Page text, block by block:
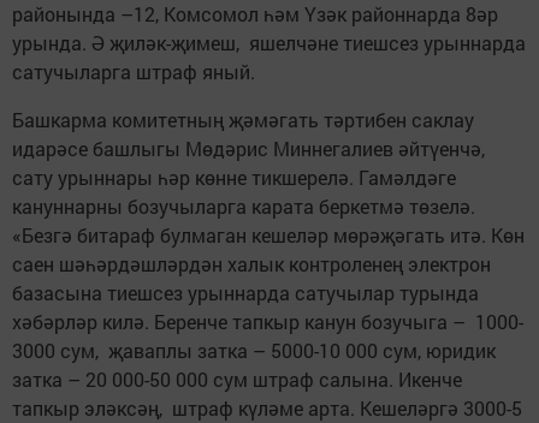
районында –12, Комсомол һәм Үзәк районнарда 8әр
урында. Ә җиләк-җимеш, яшелчәне тиешсез урыннарда
сатучыларга штраф яный.
Башкарма комитетның җәмәгать тәртибен саклау
идарәсе башлыгы Мөдәрис Миннегалиев әйтүенчә,
сату урыннары һәр көнне тикшерелә. Гамәлдәге
кануннарны бозучыларга карата беркетмә төзелә.
«Безгә битараф булмаган кешеләр мөрәҗәгать итә. Көн
саен шәһәрдәшләрдән халык контроленең электрон
базасына тиешсез урыннарда сатучылар турында
хәбәрләр килә. Беренче тапкыр канун бозучыга – 1000-
3000 сум, җаваплы затка – 5000-10 000 сум, юридик
затка – 20 000-50 000 сум штраф салына. Икенче
тапкыр эләксәң, штраф күләме арта. Кешеләргә 3000-5